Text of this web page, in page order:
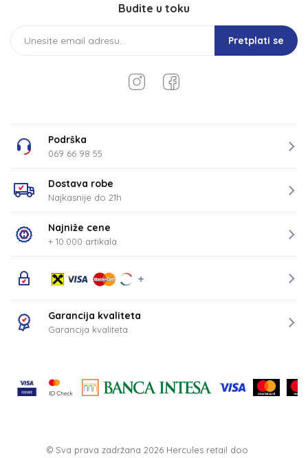
Budite u toku
Pretplati se
Podrška
069 66 98 55
Dostava robe
Najkasnije do 21h
Najniže cene
+ 10.000 artikala
Garancija kvaliteta
Garancija kvaliteta
© Sva prava zadržana 2026Hercules retail doo